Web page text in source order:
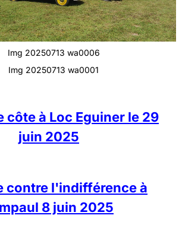
côte à Loc Eguiner le 29
juin 2025
contre l'indifférence à
8 juin 2025